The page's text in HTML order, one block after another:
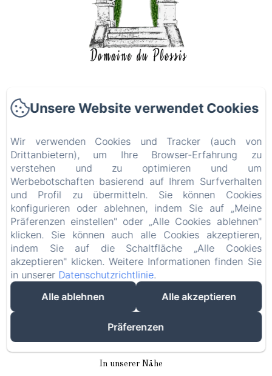
Domaine Du Plessis
95270 - Le Plessis Luzarches
Telefonnummer: +33/(0)6 75 54 98 34
contact@domaine-du-plessis.com
Startseite
Über uns
Die Gästezimmer
In unserer Nähe
Unsere Website verwendet Cookies
Wir verwenden Cookies und Tracker (auch von
Drittanbietern), um Ihre Browser-Erfahrung zu
verstehen und zu optimieren und um
Werbebotschaften basierend auf Ihrem Surfverhalten
und Profil zu übermitteln. Sie können Cookies
konfigurieren oder ablehnen, indem Sie auf „Meine
Präferenzen einstellen" oder „Alle Cookies ablehnen"
klicken. Sie können auch alle Cookies akzeptieren,
indem Sie auf die Schaltfläche „Alle Cookies
akzeptieren" klicken. Weitere Informationen finden Sie
in unserer Datenschutzrichtlinie.
Alle ablehnen
Alle akzeptieren
Präferenzen